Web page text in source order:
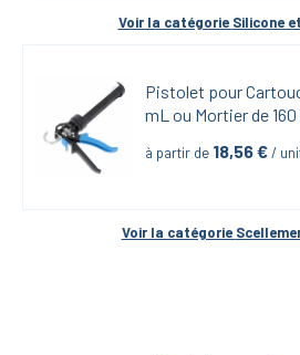
Voir la catégorie Silicone
Pistolet pour
mL ou Mortier de 160
à partir de 18,56 € /
Voir la catégorie